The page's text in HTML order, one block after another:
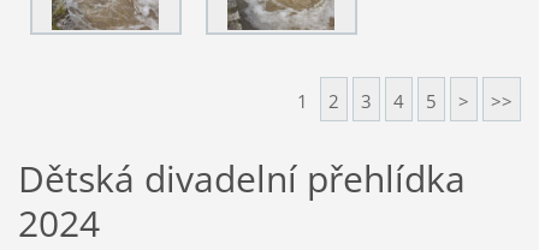
1 2 3 4 5 > >>
Dětská divadelní přehlídka
2024